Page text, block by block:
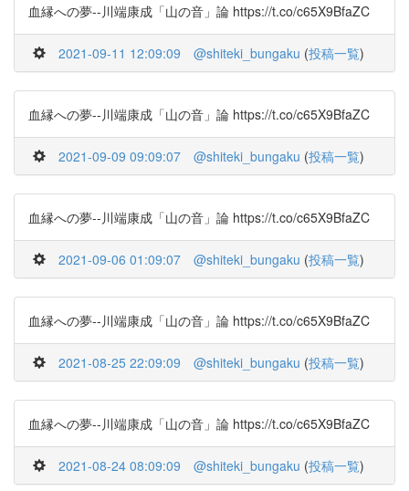
血縁への夢--川端康成「山の音」論 https://t.co/c65X9BfaZC
2021-09-11 12:09:09 @shiteki_bungaku (投稿一覧)
血縁への夢--川端康成「山の音」論 https://t.co/c65X9BfaZC
2021-09-09 09:09:07 @shiteki_bungaku (投稿一覧)
血縁への夢--川端康成「山の音」論 https://t.co/c65X9BfaZC
2021-09-06 01:09:07 @shiteki_bungaku (投稿一覧)
血縁への夢--川端康成「山の音」論 https://t.co/c65X9BfaZC
2021-08-25 22:09:09 @shiteki_bungaku (投稿一覧)
血縁への夢--川端康成「山の音」論 https://t.co/c65X9BfaZC
2021-08-24 08:09:09 @shiteki_bungaku (投稿一覧)